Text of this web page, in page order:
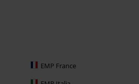
EMP France